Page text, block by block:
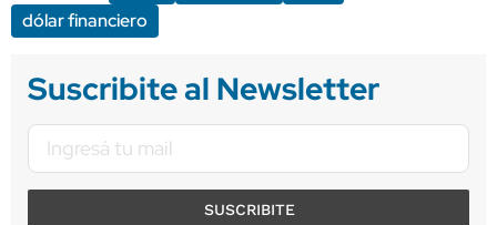
dólar financiero
Suscribite al Newsletter
SUSCRIBITE